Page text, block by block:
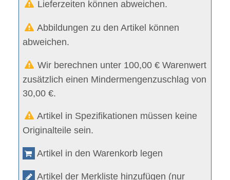
Lieferzeiten können abweichen.
Abbildungen zu den Artikel können
abweichen.
Wir berechnen unter 100,00 € Warenwert
zusätzlich einen Mindermengenzuschlag von
30,00 €.
Artikel in Spezifikationen müssen keine
Originalteile sein.
Artikel in den Warenkorb legen
Artikel der Merkliste hinzufügen (nur